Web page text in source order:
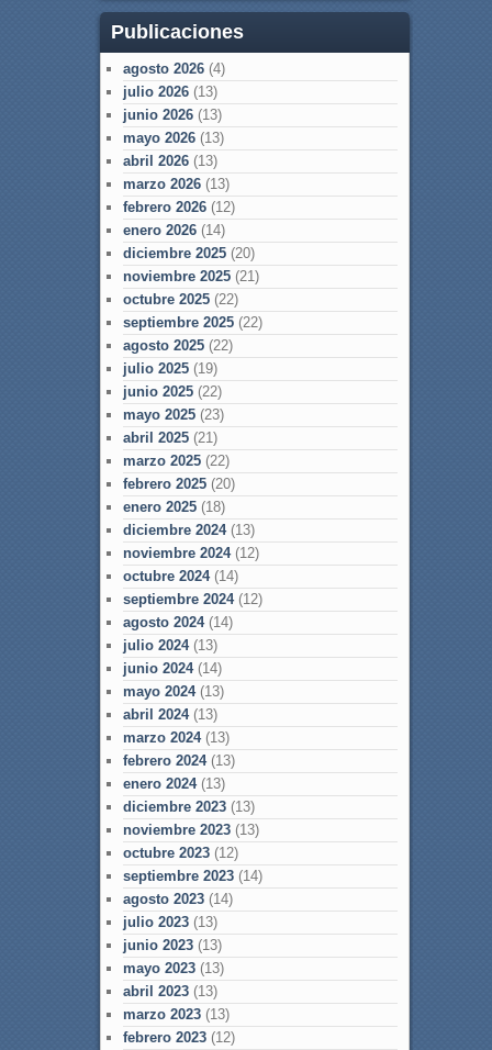
Publicaciones
agosto 2026(4)
julio 2026(13)
junio 2026(13)
mayo 2026(13)
abril 2026(13)
marzo 2026(13)
febrero 2026(12)
enero 2026(14)
diciembre 2025(20)
noviembre 2025(21)
octubre 2025(22)
septiembre 2025(22)
agosto 2025(22)
julio 2025(19)
junio 2025(22)
mayo 2025(23)
abril 2025(21)
marzo 2025(22)
febrero 2025(20)
enero 2025(18)
diciembre 2024(13)
noviembre 2024(12)
octubre 2024(14)
septiembre 2024(12)
agosto 2024(14)
julio 2024(13)
junio 2024(14)
mayo 2024(13)
abril 2024(13)
marzo 2024(13)
febrero 2024(13)
enero 2024(13)
diciembre 2023(13)
noviembre 2023(13)
octubre 2023(12)
septiembre 2023(14)
agosto 2023(14)
julio 2023(13)
junio 2023(13)
mayo 2023(13)
abril 2023(13)
marzo 2023(13)
febrero 2023(12)